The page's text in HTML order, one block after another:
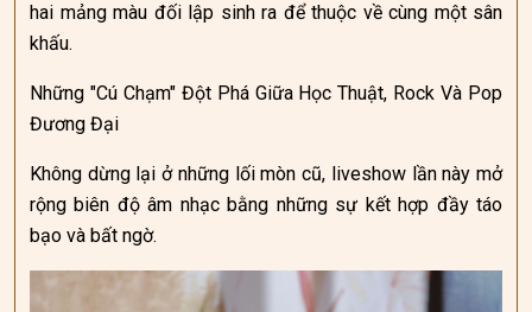
hai mảng màu đối lập sinh ra để thuộc về cùng một sân
khấu.
Những "Cú Chạm" Đột Phá Giữa Học Thuật, Rock Và Pop
Đương Đại
Không dừng lại ở những lối mòn cũ, liveshow lần này mở
rộng biên độ âm nhạc bằng những sự kết hợp đầy táo
bạo và bất ngờ.